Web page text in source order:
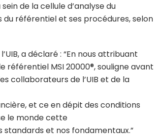
de la cellule d’analyse du
référentiel et ses procédures, selon
a déclaré : “En nous attribuant
MSI 20000®, souligne avant
collaborateurs de l’UIB et de la
et ce en dépit des conditions
le monde cette
et nos fondamentaux.”